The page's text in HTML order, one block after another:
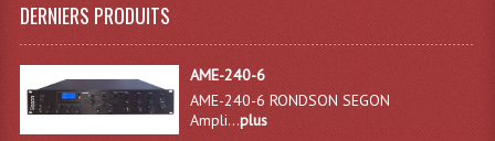
Projecteurs Cycliodes
Projecteurs Découpes
DERNIERS PRODUITS
AME-240-6
AME-240-6 RONDSON SEGON
Ampli...plus